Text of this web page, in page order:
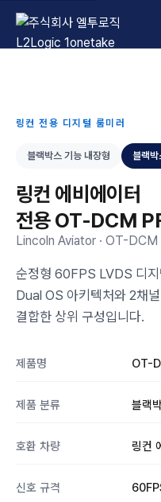
L2Logic 1onetake
링컨 전용 디지털 룸미러
블랙박스 기능 내장형 블랙박
링컨 에비에이터
전용 OT-DCM
Lincoln Aviator · OT-DCM
순정형 60FPS LVDS 디지
Dual OS 아키텍처와 2채
결합한 상위 구성입니다.
제품명 OT-
제품 분류 블랙
호환 차량 링컨
신호 규격